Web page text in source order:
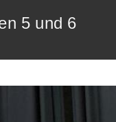
5 und 6